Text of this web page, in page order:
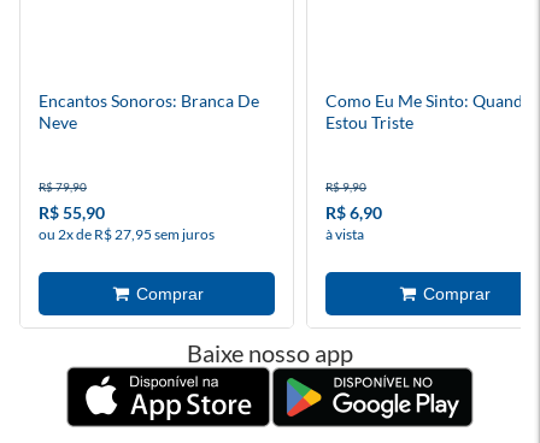
Encantos Sonoros: Branca De
Neve
R$ 79,90
R$ 55,90
ou 2x de R$ 27,95 sem juros
Como Eu Me Sinto: Quando
Estou Triste
R$ 9,90
R$ 6,90
à vista
Baixe nosso app